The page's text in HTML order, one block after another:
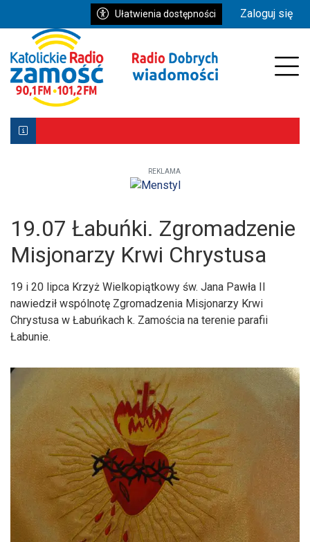
Przejdź do głównych treści
Przejdź do wyszukiwarki
Przejdź do głównego menuUłatwienia dostępności Zaloguj się
Biłgoraj z Patronką. Wyjątkowe uroczystości już 9–10
Powstała aplikacja mobilna Diecezji Zamojsko-
Mniej wiernych w kościołach, ale większe
REKLAMA
19.07 Łabuńki. Zgromadzenie
Misjonarzy Krwi Chrystusa
19 i 20 lipca Krzyż Wielkopiątkowy św. Jana Pawła II
nawiedził wspólnotę Zgromadzenia Misjonarzy Krwi
Chrystusa w Łabuńkach k. Zamościa na terenie parafii
Łabunie.